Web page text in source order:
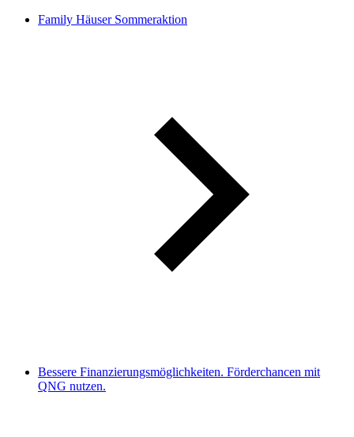
Family Häuser Sommeraktion
Bessere Finanzierungsmöglichkeiten. Förderchancen mit
QNG nutzen.